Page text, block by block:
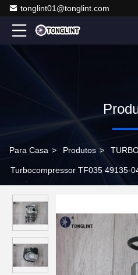
tonglint01@tonglint.com
Para Casa > Produtos >
Turbocompressor TF035 49135-
Starex H200